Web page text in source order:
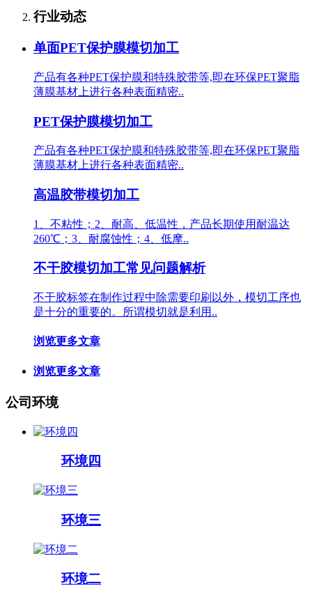
行业动态
单面PET保护膜模切加工
产品有各种PET保护膜和特殊胶带等,即在环保PET聚脂
薄膜基材上进行各种表面精密..
PET保护膜模切加工
产品有各种PET保护膜和特殊胶带等,即在环保PET聚脂
薄膜基材上进行各种表面精密..
高温胶带模切加工
1、不粘性；2、耐高、低温性，产品长期使用耐温达
260℃；3、耐腐蚀性；4、低摩..
不干胶模切加工常见问题解析
不干胶标签在制作过程中除需要印刷以外，模切工序也
是十分的重要的。所谓模切就是利用..
浏览更多文章
浏览更多文章
公司环境
环境四
环境三
环境二